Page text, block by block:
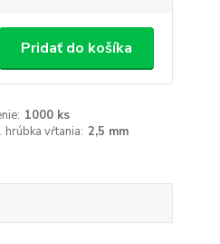
Pridať do košíka
1000 ks
hrúbka vŕtania: 2,5 mm